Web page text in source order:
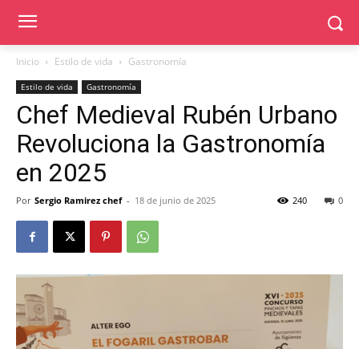
Inicio Estilo de vida Gastronomía
Estilo de vida Gastronomía
Chef Medieval Rubén Urbano
Revoluciona la Gastronomía
en 2025
Por Sergio Ramirez chef - 18 de junio de 2025 0
240